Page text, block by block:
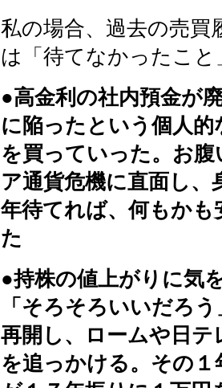
私の場合、過去の売買
は「待てなかったこと
●高金利の社内預金が
に陥ったという個人
を買っていった。お
ア通貨危機に直面し
年待てれば、何もか
た
●持株の値上がりに気
「そろそろいいだろ
再開し、ロームや日
を追っかける。その